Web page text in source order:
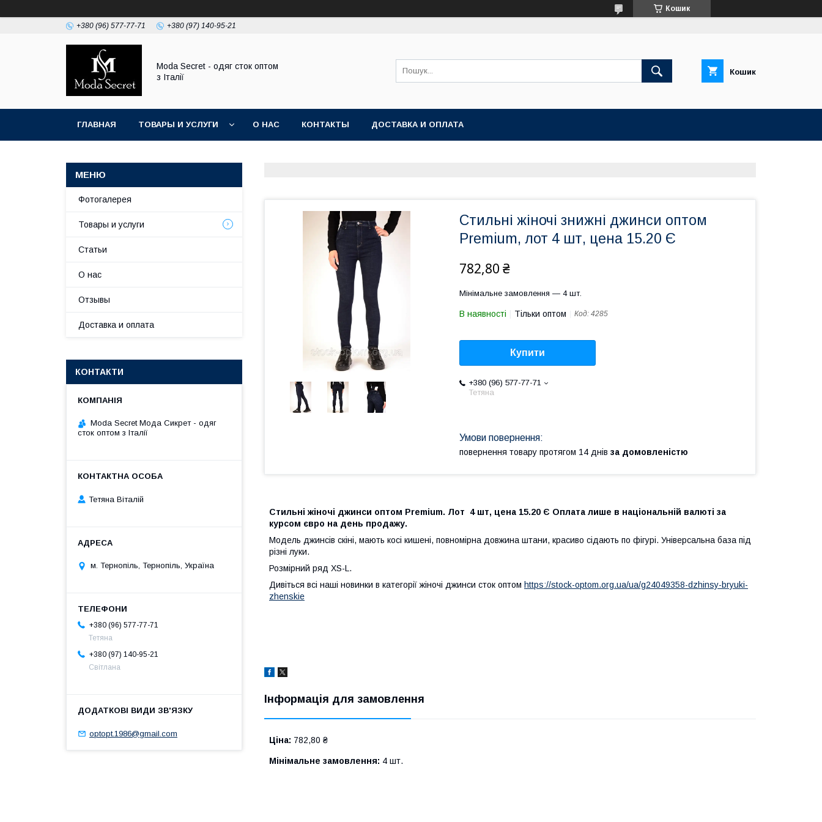
Кошик
+380 (96) 577-77-71 +380 (97) 140-95-21
Moda Secret - одяг сток оптом
з Італії
Кошик
ГЛАВНАЯ ТОВАРЫ И УСЛУГИ О НАС КОНТАКТЫ ДОСТАВКА И ОПЛАТА
Стильні жіночі знижні джинси оптом
Premium, лот 4 шт, цена 15.20 Є
782,80 ₴
Мінімальне замовлення — 4 шт.
В наявності Тільки оптом Код: 4285
Купити
+380 (96) 577-77-71
Тетяна
повернення товару протягом 14 днів за домовленістю
Стильні жіночі джинси оптом Premium. Лот 4 шт, цена 15.20 Є Оплата лише в національній валюті за
курсом євро на день продажу.
Модель джинсів скіні, мають косі кишені, повномірна довжина штани, красиво сідають по фігурі. Універсальна база під
різні луки.
Розмірний ряд XS-L.
Дивіться всі наші новинки в категорії жіночі джинси сток оптом https://stock-optom.org.ua/ua/g24049358-dzhinsy-bryuki-
zhenskie
Інформація для замовлення
Ціна: 782,80 ₴
Мінімальне замовлення: 4 шт.
Фотогалерея
Товары и услуги
Статьи
О нас
Отзывы
Доставка и оплата
КОНТАКТИ
Moda Secret Мода Сикрет - одяг
сток оптом з Італії
Тетяна Віталій
м. Тернопіль, Тернопіль, Україна
+380 (96) 577-77-71
Тетяна
+380 (97) 140-95-21
Світлана
optopt.1986@gmail.com